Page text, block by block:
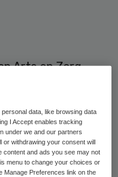
Arts en Zorg
(HIS)
worden vier
data, like browsing data
I Accept enables tracking
under we and our partners
or withdrawing your consent will
content and ads you see may not
menu to change your choices or
Manage Preferences link on the